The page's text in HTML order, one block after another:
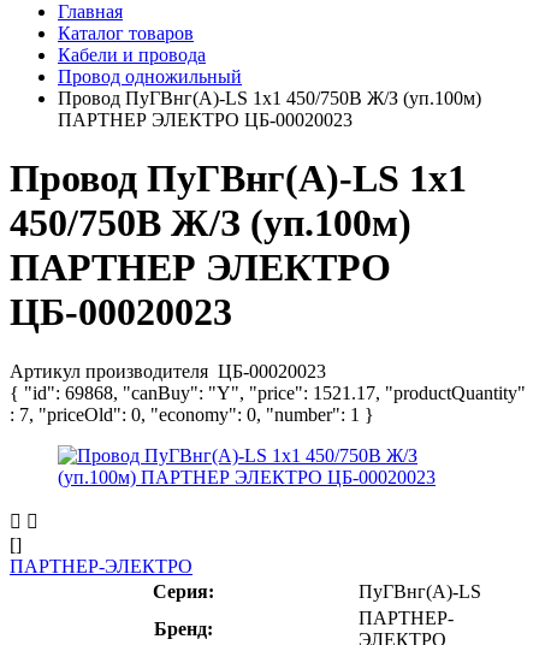
Главная
Каталог товаров
Кабели и провода
Провод одножильный
Провод ПуГВнг(А)-LS 1х1 450/750В Ж/З (уп.100м)
ПАРТНЕР ЭЛЕКТРО ЦБ-00020023
Провод ПуГВнг(А)-LS 1х1
450/750В Ж/З (уп.100м)
ПАРТНЕР ЭЛЕКТРО
ЦБ-00020023
Артикул производителя ЦБ-00020023
{ "id": 69868, "canBuy": "Y", "price": 1521.17, "productQuantity"
: 7, "priceOld": 0, "economy": 0, "number": 1 }
[]
ПАРТНЕР-ЭЛЕКТРО
Серия:
ПуГВнг(А)-LS
Бренд:
ПАРТНЕР-
ЭЛЕКТРО